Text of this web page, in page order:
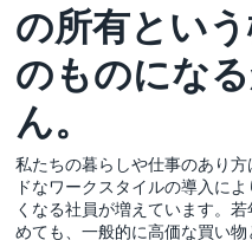
の所有とい
のものにな
ん。
私たちの暮らしや仕事のあり
ドなワークスタイルの導入に
くなる社員が増えています。
めても、一般的に高価な買い